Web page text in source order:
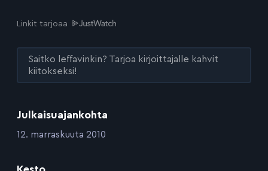
Julkaisuajankohta
:12. marraskuuta 2010
Linkit tarjoaa
Saitko leffavinkin? Tarjoa kirjoittajalle kahvit
kiitokseksi!